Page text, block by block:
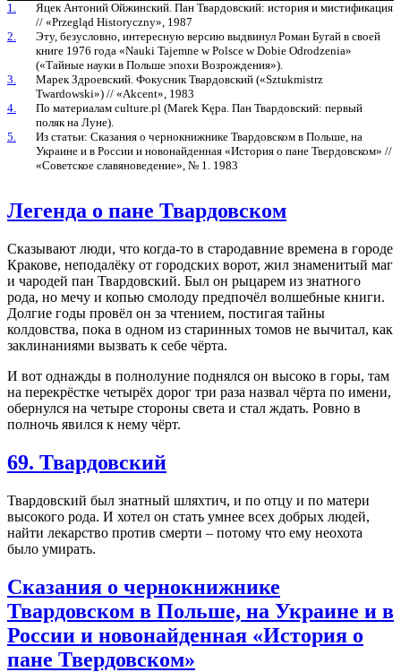
1.
Яцек Антоний Ойжинский. Пан Твардовский: история и мистификация
// «Przegląd Historyczny», 1987
2.
Эту, безусловно, интересную версию выдвинул Роман Бугай в своей
книге 1976 года «Nauki Tajemne w Polsce w Dobie Odrodzenia»
(«Тайные науки в Польше эпохи Возрождения»).
3.
Марек Здроевский. Фокусник Твардовский («Sztukmistrz
Twardowski») // «Akcent», 1983
4.
По материалам culture.pl (Marek Kępa. Пан Твардовский: первый
поляк на Луне).
5.
Из статьи: Сказания о чернокнижнике Твардовском в Польше, на
Украине и в России и новонайденная «История о пане Твердовском» //
«Советское славяноведение», № 1. 1983
Легенда о пане Твардовском
Сказывают люди, что когда-то в стародавние времена в городе
Кракове, неподалёку от городских ворот, жил знаменитый маг
и чародей пан Твардовский. Был он рыцарем из знатного
рода, но мечу и копью смолоду предпочёл волшебные книги.
Долгие годы провёл он за чтением, постигая тайны
колдовства, пока в одном из старинных томов не вычитал, как
заклинаниями вызвать к себе чёрта.
И вот однажды в полнолуние поднялся он высоко в горы, там
на перекрёстке четырёх дорог три раза назвал чёрта по имени,
обернулся на четыре стороны света и стал ждать. Ровно в
полночь явился к нему чёрт.
69. Твардовский
Твардовский был знатный шляхтич, и по отцу и по матери
высокого рода. И хотел он стать умнее всех добрых людей,
найти лекарство против смерти – потому что ему неохота
было умирать.
Сказания о чернокнижнике
Твардовском в Польше, на Украине и в
России и новонайденная «История о
пане Твердовском»